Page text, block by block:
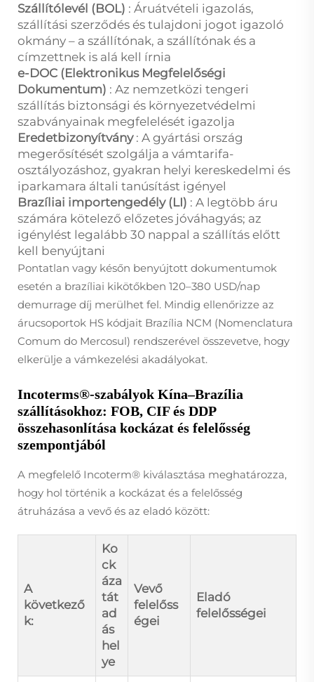
Szállítólevél (BOL) : Áruátvételi igazolás,
szállítási szerződés és tulajdoni jogot igazoló
okmány – a szállítónak, a szállítónak és a
címzettnek is alá kell írnia
e-DOC (Elektronikus Megfelelőségi
Dokumentum) : Az nemzetközi tengeri
szállítás biztonsági és környezetvédelmi
szabványainak megfelelését igazolja
Eredetbizonyítvány : A gyártási ország
megerősítését szolgálja a vámtarifa-
osztályozáshoz, gyakran helyi kereskedelmi és
iparkamara általi tanúsítást igényel
Brazíliai importengedély (LI) : A legtöbb áru
számára kötelező előzetes jóváhagyás; az
igénylést legalább 30 nappal a szállítás előtt
kell benyújtani
Pontatlan vagy későn benyújtott dokumentumok
esetén a brazíliai kikötőkben 120–380 USD/nap
demurrage díj merülhet fel. Mindig ellenőrizze az
árucsoportok HS kódjait Brazília NCM (Nomenclatura
Comum do Mercosul) rendszerével összevetve, hogy
elkerülje a vámkezelési akadályokat.
Incoterms®-szabályok Kína–Brazília
szállításokhoz: FOB, CIF és DDP
összehasonlítása kockázat és felelősség
szempontjából
A megfelelő Incoterm® kiválasztása meghatározza,
hogy hol történik a kockázat és a felelősség
átruházása a vevő és az eladó között:
A
következő
k:
Ko
ck
áza
tát
ad
ás
hel
ye
Vevő
felelőss
égei
Eladó
felelősségei